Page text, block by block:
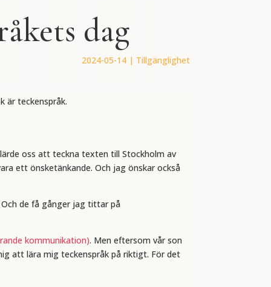
dag
2024-05-14| Tillgänglighet
är teckenspråk.
oss att teckna texten till Stockholm av
ett önsketänkande. Och jag önskar också
de få gånger jag tittar på
kommunikation). Men eftersom vår son
att lära mig teckenspråk på riktigt. För det